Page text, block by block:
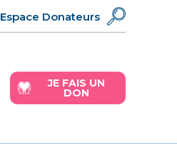
Espace Donateurs
JE FAIS UN
DON